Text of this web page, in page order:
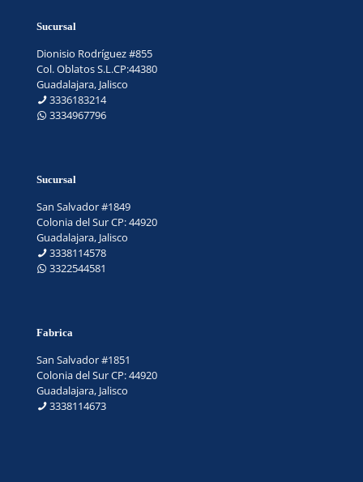
Sucursal
Dionisio Rodríguez #855
Col. Oblatos S.L.CP:44380
Guadalajara, Jalisco
3336183214
3334967796
Sucursal
San Salvador #1849
Colonia del Sur CP: 44920
Guadalajara, Jalisco
3338114578
3322544581
Fabrica
San Salvador #1851
Colonia del Sur CP: 44920
Guadalajara, Jalisco
3338114673